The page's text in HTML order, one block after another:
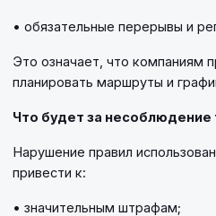
• обязательные перерывы и
Это означает, что компаниям
планировать маршруты и
Что будет за несоблюдение
Нарушение правил
привести к:
• значительным штрафам;